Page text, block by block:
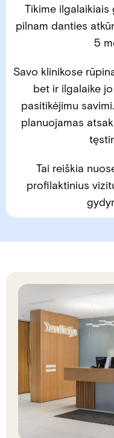
Tikime
pilnam danties
5
Savo klinikose
bet ir ilgalaike
pasitikėjimu
planuojamas
Tai reiškia
profilaktinius